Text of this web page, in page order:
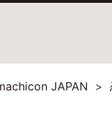
JAPAN